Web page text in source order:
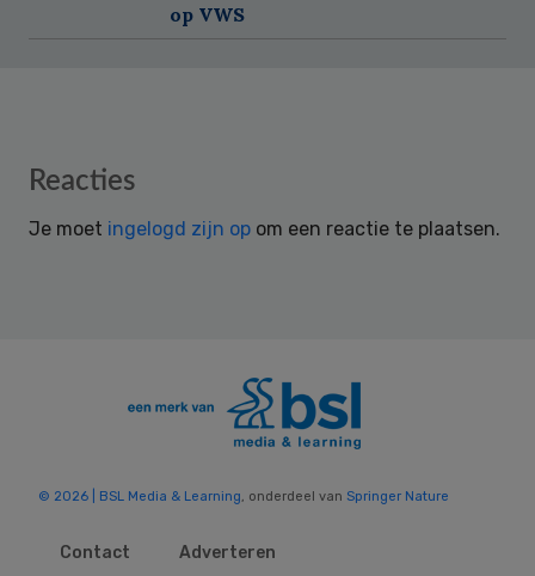
op VWS
Reader
Reacties
Je moet ingelogd zijn op om een reactie te plaatsen.
© 2026 | BSL Media & Learning, onderdeel van Springer Nature
Contact Adverteren